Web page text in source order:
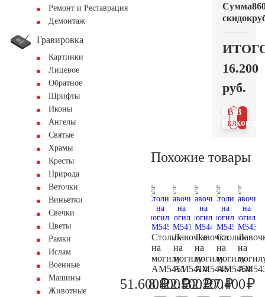
Ремонт и Реставрация
Демонтаж
Гравировка
Картинки
Лицевое
Обратное
Шрифты
Иконы
Ангелы
Святые
Храмы
Кресты
Природа
Веточки
Виньетки
Свечки
Цветы
Рамки
Ислам
Военные
Машины
Животные
Сумма
скидок
16.200
руб.
В
В 1
клик
Похожие товары
Столик
на
могилу
AM5451
54.300
51.600₽
Лавочка
на
могилу
AM5414
9.300
8.800₽
Лавочка
на
могилу
AM5446
23.700
22.500₽
Столик
на
могилу
AM5454
33.900
32.200₽
на
27.400₽